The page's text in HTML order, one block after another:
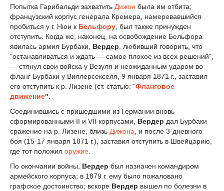
Попытка Гарибальди захватить Дижон была им отбита;
французский корпус генерала Кремера, намеревавшийся
пробиться у г. Нюи к Бельфору , был также принужден
отступить. Когда же, наконец, на освобождение Бельфора
явилась армия Бурбаки, Вердер , любивший говорить, что
"останавливаться и ждать — самое плохое из всех решений",
— стянул свои войска у Везуля и неожиданным ударом во
фланг Бурбаки у Виллерсекселя, 9 января 1871 г., заставил
его отступить к р. Лизене (ст. статью: "Фланговое
движение"
Соединившись с пришедшими из Германии вновь
сформированными II и VII корпусами, Вердер дал Бурбаки
сражение на р. Лизене, близь Дижона , и после 3-дневного
боя (15-17 января 1871 г.), заставил отступить в Швейцарию,
где тот положил оружие
По окончании войны, Вердер был назначен командиром
армейского корпуса; в 1879 г. ему было пожаловано
графское достоинство; вскоре Вердер вышел по болезни в